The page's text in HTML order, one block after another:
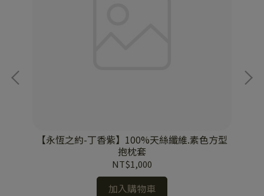
【永恆之約-丁香紫】100%天絲纖維.素色方型
抱枕套
NT$1,000
加入購物車